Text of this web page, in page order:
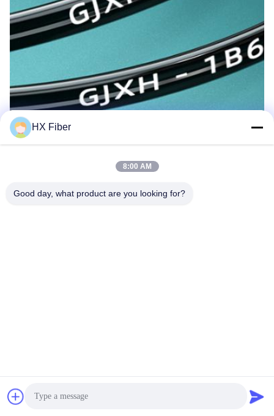
HX Fiber
8:00 AM
Good day, what product are you looking for?